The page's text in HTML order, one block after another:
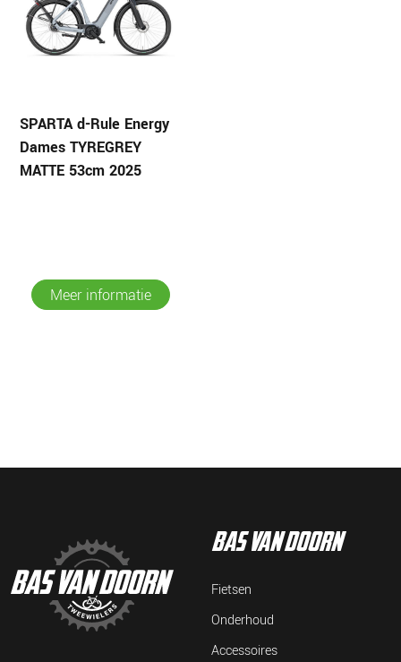
SPARTA d-Rule Energy
Dames TYREGREY
MATTE 53cm 2025
Meer informatie
bas van doorn
Fietsen
Onderhoud
Accessoires